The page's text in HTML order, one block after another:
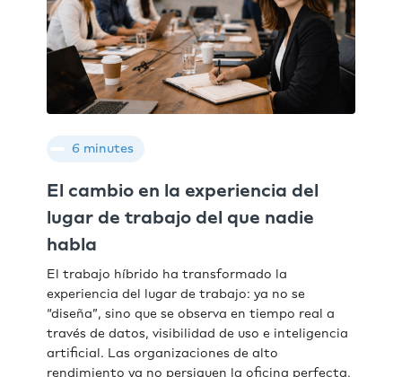
6 minutes
El cambio en la experiencia del
lugar de trabajo del que nadie
habla
El trabajo híbrido ha transformado la
experiencia del lugar de trabajo: ya no se
“diseña”, sino que se observa en tiempo real a
través de datos, visibilidad de uso e inteligencia
artificial. Las organizaciones de alto
rendimiento ya no persiguen la oficina perfecta,